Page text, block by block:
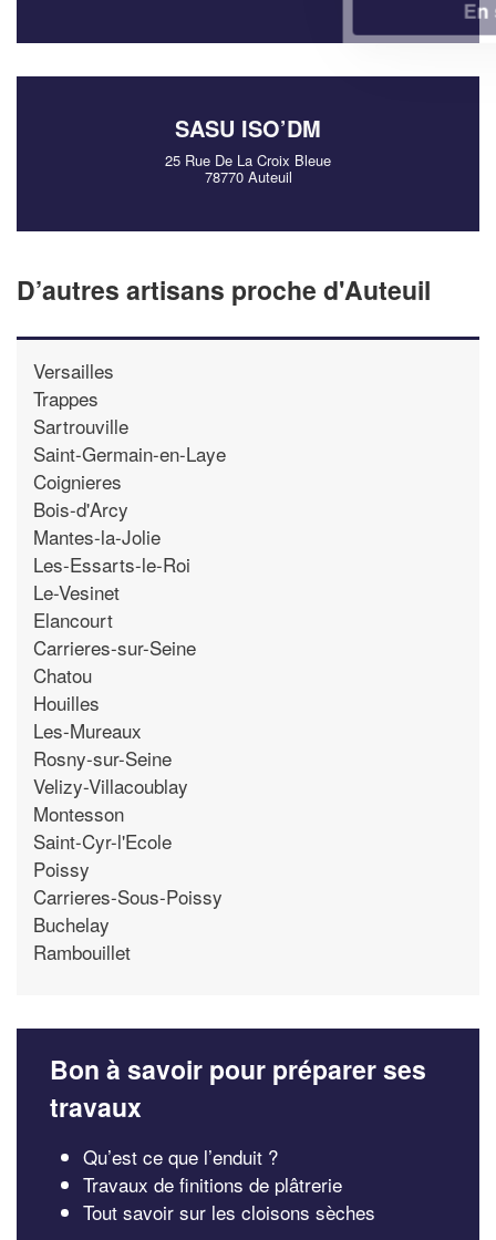
SASU ISO’DM
25 Rue De La Croix Bleue
78770 Auteuil
D’autres artisans proche d'Auteuil
Versailles
Trappes
Sartrouville
Saint-Germain-en-Laye
Coignieres
Bois-d'Arcy
Mantes-la-Jolie
Les-Essarts-le-Roi
Le-Vesinet
Elancourt
Carrieres-sur-Seine
Chatou
Houilles
Les-Mureaux
Rosny-sur-Seine
Velizy-Villacoublay
Montesson
Saint-Cyr-l'Ecole
Poissy
Carrieres-Sous-Poissy
Buchelay
Rambouillet
Bon à savoir pour préparer ses
travaux
Qu’est ce que l’enduit ?
Travaux de finitions de plâtrerie
Tout savoir sur les cloisons sèches